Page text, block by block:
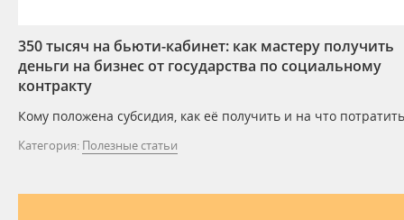
350 тысяч на бьюти-кабинет: как мастеру получить
деньги на бизнес от государства по социальному
контракту
Кому положена субсидия, как её получить и на что
Категория: Полезные статьи